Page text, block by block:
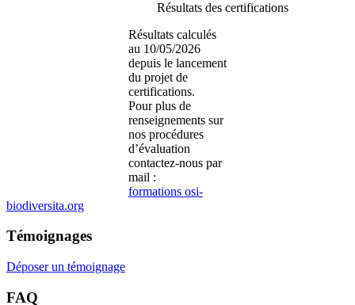
Résultats des certifications
Résultats calculés
au 10/05/2026
depuis le lancement
du projet de
certifications.
Pour plus de
renseignements sur
nos procédures
d’évaluation
contactez-nous par
mail :
formations osi-
biodiversita.org
Témoignages
Déposer un témoignage
FAQ